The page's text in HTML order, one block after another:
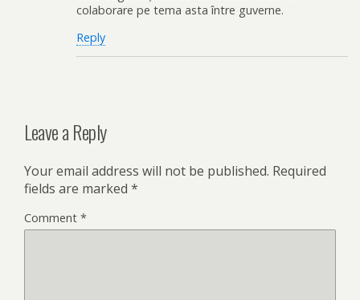
colaborare pe tema asta între guverne.
Reply
Leave a Reply
Your email address will not be published. Required
fields are marked *
Comment *